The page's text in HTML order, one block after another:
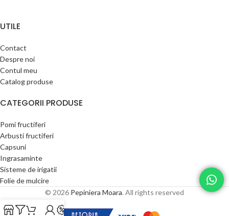
UTILE
Contact
Despre noi
Contul meu
Catalog produse
CATEGORII PRODUSE
Pomi fructiferi
Arbusti fructiferi
Capsuni
Ingrasaminte
Sisteme de irigatii
Folie de mulcire
© 2026 Pepiniera Moara. All rights reserved